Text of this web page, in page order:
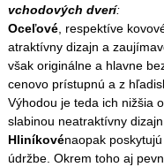
vchodových dverí:
Oceľové, respektíve
atraktívny dizajn a
však originálne a hlavne
cenovo prístupnú a z
Výhodou je teda ich nižšia
slabinou neatraktívny
Hliníkovénaopak
údržbe. Okrem toho aj